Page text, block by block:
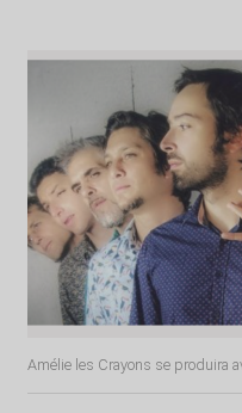
Amélie les Crayons se produira